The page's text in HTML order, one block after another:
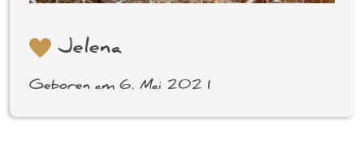
Jelena
Geboren am 6. Mai 2021